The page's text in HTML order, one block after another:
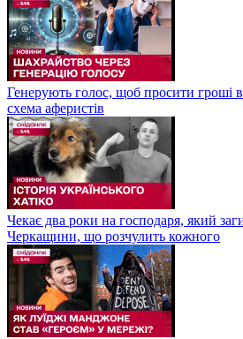
Генерують голос, щоб просити гроші
схема аферистів
Чекає два роки на господаря, який
Черкащини, що розчулить кожного